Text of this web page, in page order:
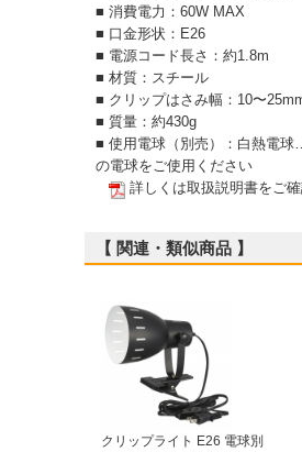
■ 消費電力：60W MAX
■ 口金形状：E26
■ 電源コード長さ：約1.8m
■ 材質：スチール
■ クリップはさみ幅：10〜
■ 質量：約430g
■ 使用電球（別売）：白熱電
の電球をご使用ください
詳しくは取扱説明書をご
【 関連・類似商品 】
クリップライト E26 電球別